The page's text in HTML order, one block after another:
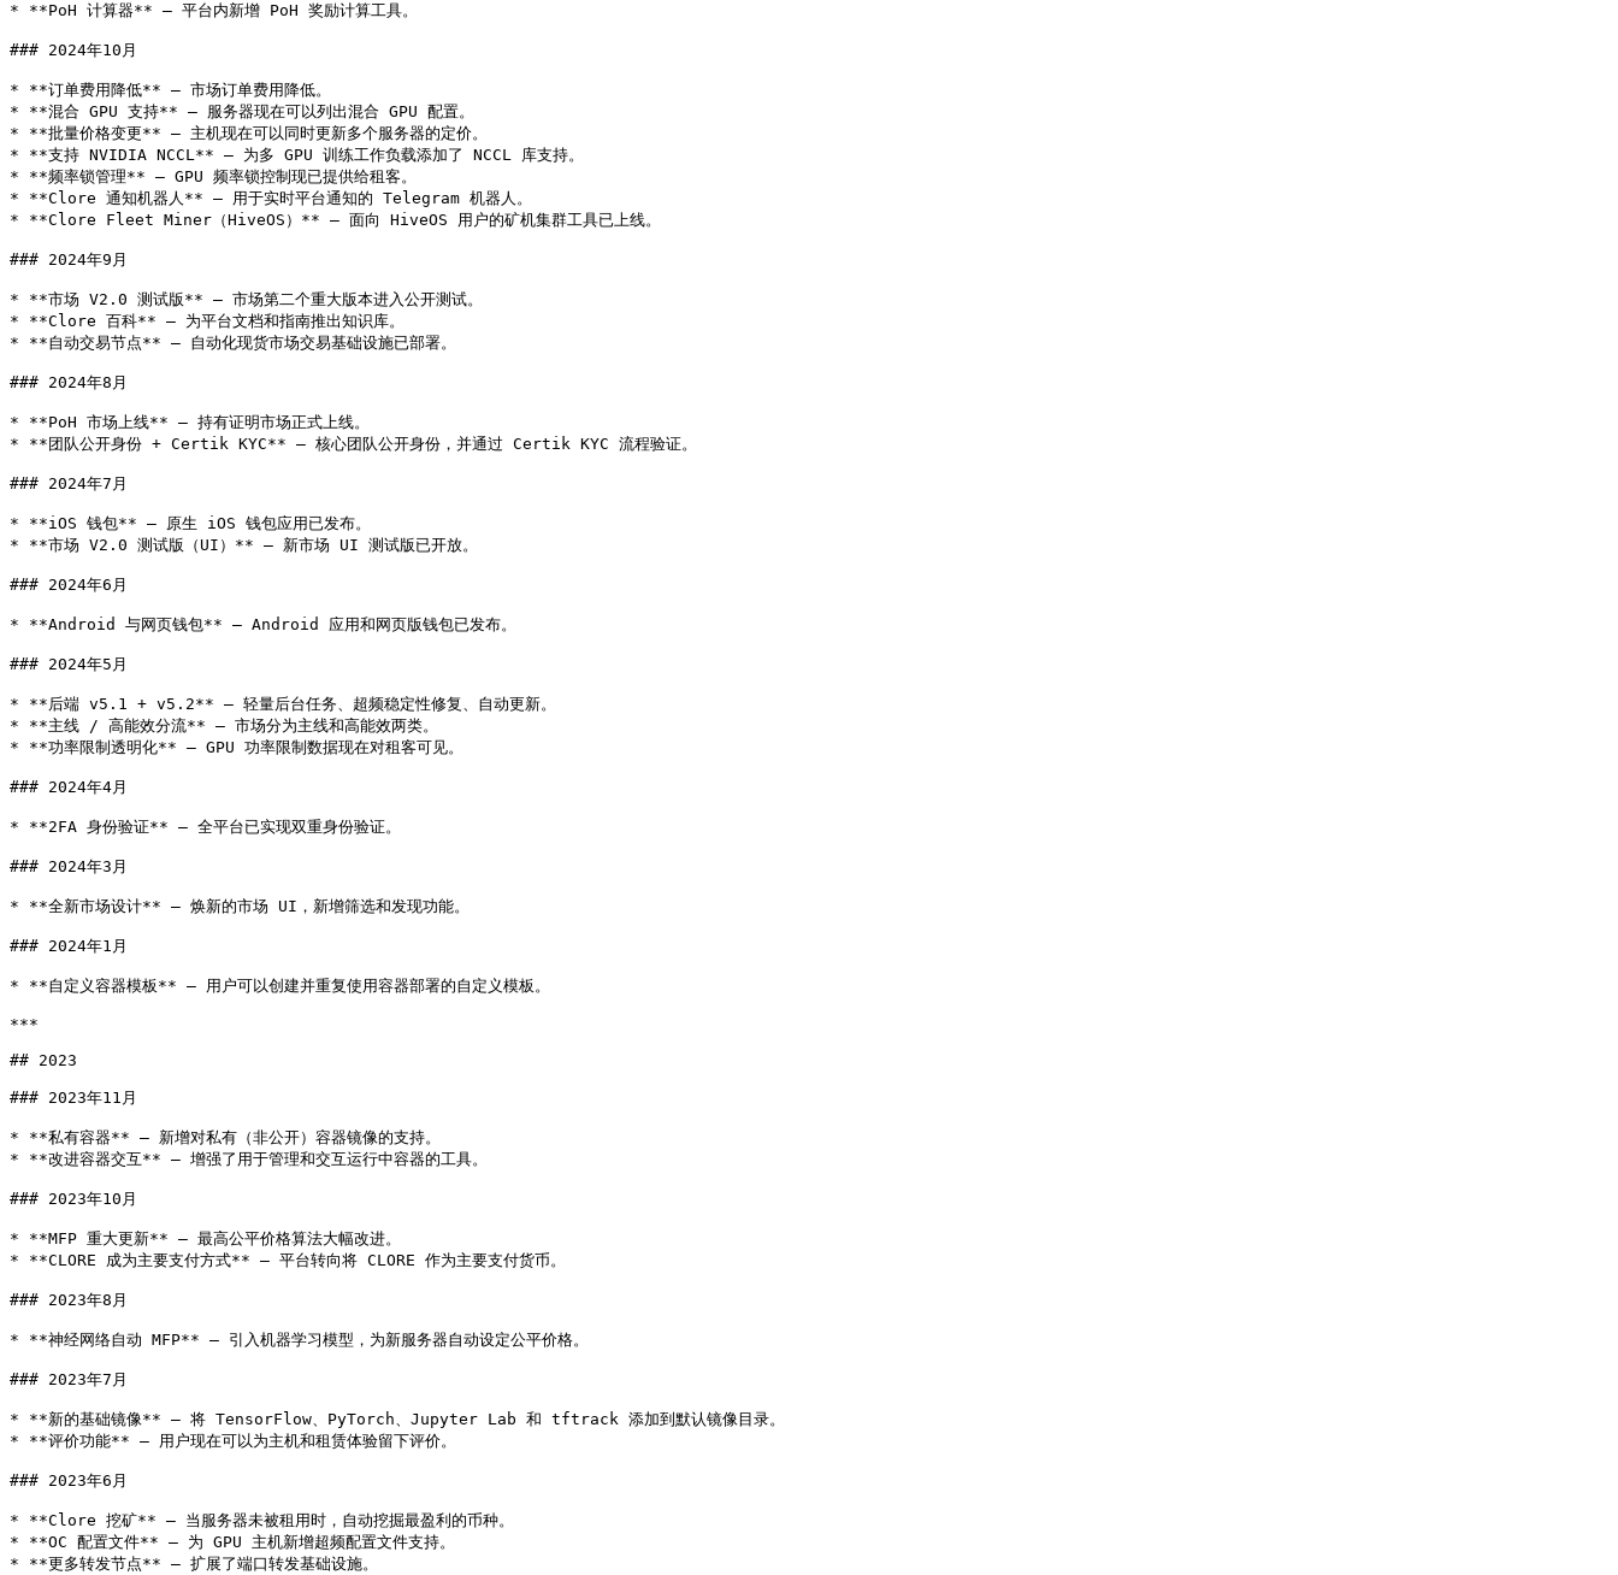
* **PoH 计算器** — 平台内新增 PoH 奖励计算工具。
### 2024年10月
* **订单费用降低** — 市场订单费用降低。
* **混合 GPU 支持** — 服务器现在可以列出混合 GPU 配置。
* **批量价格变更** — 主机现在可以同时更新多个服务器的定价。
* **支持 NVIDIA NCCL** — 为多 GPU 训练工作负载添加了 NCCL 库支持。
* **频率锁管理** — GPU 频率锁控制现已提供给租客。
* **Clore 通知机器人** — 用于实时平台通知的 Telegram 机器人。
* **Clore Fleet Miner（HiveOS）** — 面向 HiveOS 用户的矿机集群工具已上线。
### 2024年9月
* **市场 V2.0 测试版** — 市场第二个重大版本进入公开测试。
* **Clore 百科** — 为平台文档和指南推出知识库。
* **自动交易节点** — 自动化现货市场交易基础设施已部署。
### 2024年8月
* **PoH 市场上线** — 持有证明市场正式上线。
* **团队公开身份 + Certik KYC** — 核心团队公开身份，并通过 Certik KYC 流程验证。
### 2024年7月
* **iOS 钱包** — 原生 iOS 钱包应用已发布。
* **市场 V2.0 测试版（UI）** — 新市场 UI 测试版已开放。
### 2024年6月
* **Android 与网页钱包** — Android 应用和网页版钱包已发布。
### 2024年5月
* **后端 v5.1 + v5.2** — 轻量后台任务、超频稳定性修复、自动更新。
* **主线 / 高能效分流** — 市场分为主线和高能效两类。
* **功率限制透明化** — GPU 功率限制数据现在对租客可见。
### 2024年4月
* **2FA 身份验证** — 全平台已实现双重身份验证。
### 2024年3月
* **全新市场设计** — 焕新的市场 UI，新增筛选和发现功能。
### 2024年1月
* **自定义容器模板** — 用户可以创建并重复使用容器部署的自定义模板。
***
## 2023
### 2023年11月
* **私有容器** — 新增对私有（非公开）容器镜像的支持。
* **改进容器交互** — 增强了用于管理和交互运行中容器的工具。
### 2023年10月
* **MFP 重大更新** — 最高公平价格算法大幅改进。
* **CLORE 成为主要支付方式** — 平台转向将 CLORE 作为主要支付货币。
### 2023年8月
* **神经网络自动 MFP** — 引入机器学习模型，为新服务器自动设定公平价格。
### 2023年7月
* **新的基础镜像** — 将 TensorFlow、PyTorch、Jupyter Lab 和 tftrack 添加到默认镜像目录。
* **评价功能** — 用户现在可以为主机和租赁体验留下评价。
### 2023年6月
* **Clore 挖矿** — 当服务器未被租用时，自动挖掘最盈利的币种。
* **OC 配置文件** — 为 GPU 主机新增超频配置文件支持。
* **更多转发节点** — 扩展了端口转发基础设施。